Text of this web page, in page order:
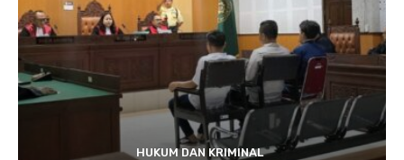
HUKUM DAN KRIMINAL